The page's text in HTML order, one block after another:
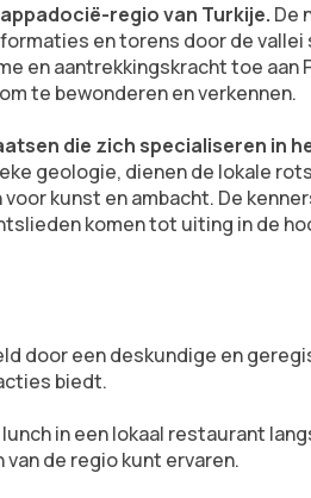
regio van Turkije. De
en torens door de vallei
en aantrekkingskracht toe aan
te bewonderen en verkennen.
die zich specialiseren in
geologie, dienen de lokale
kunst en ambacht. De
komen tot uiting in de
door een deskundige en
biedt.
in een lokaal restaurant
de regio kunt ervaren.